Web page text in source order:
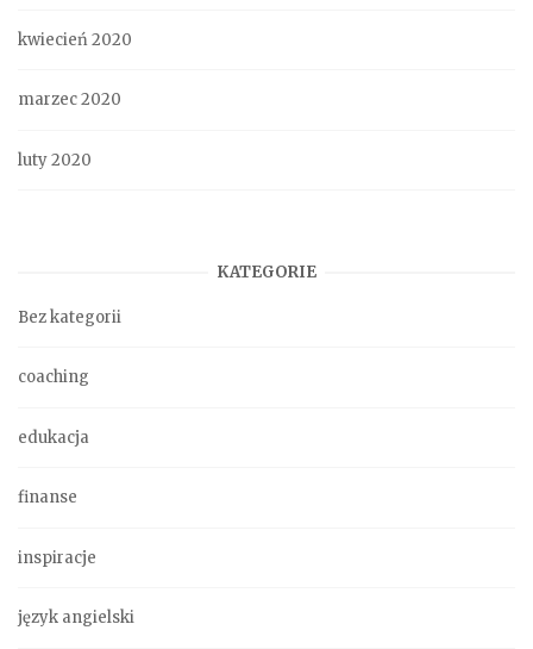
kwiecień 2020
marzec 2020
luty 2020
KATEGORIE
Bez kategorii
coaching
edukacja
finanse
inspiracje
język angielski